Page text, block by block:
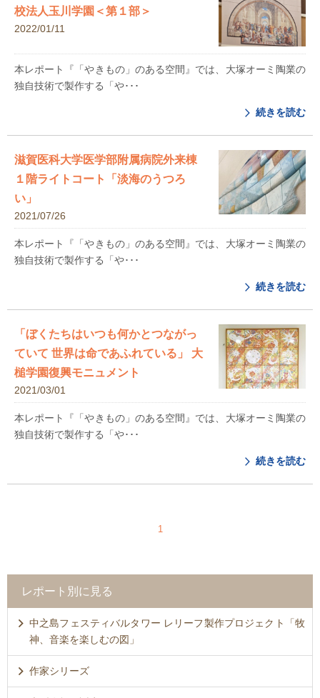
校法人玉川学園＜第１部＞
2022/01/11
本レポート『「やきもの」のある空間』では、大塚オーミ陶業の
独自技術で製作する「や･･･
続きを読む
滋賀医科大学医学部附属病院外来棟
１階ライトコート「淡海のうつろ
い」
2021/07/26
本レポート『「やきもの」のある空間』では、大塚オーミ陶業の
独自技術で製作する「や･･･
続きを読む
「ぼくたちはいつも何かとつながっ
ていて 世界は命であふれている」 大
槌学園復興モニュメント
2021/03/01
本レポート『「やきもの」のある空間』では、大塚オーミ陶業の
独自技術で製作する「や･･･
続きを読む
1
レポート別に見る
中之島フェスティバルタワー レリーフ製作プロジェクト「牧
神、音楽を楽しむの図」
作家シリーズ